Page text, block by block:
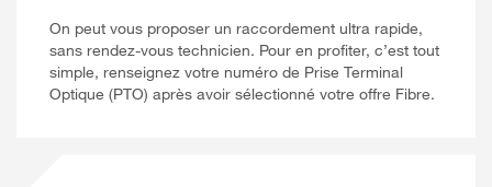
On peut vous proposer un raccordement ultra rapide,
sans rendez-vous technicien. Pour en profiter, c’est tout
simple, renseignez votre numéro de Prise Terminal
Optique (PTO) après avoir sélectionné votre offre Fibre.